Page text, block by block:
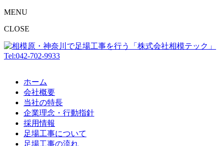
MENU
CLOSE
Tel:042-702-9933
ホーム
会社概要
当社の特長
企業理念・行動指針
採用情報
足場工事について
足場工事の流れ